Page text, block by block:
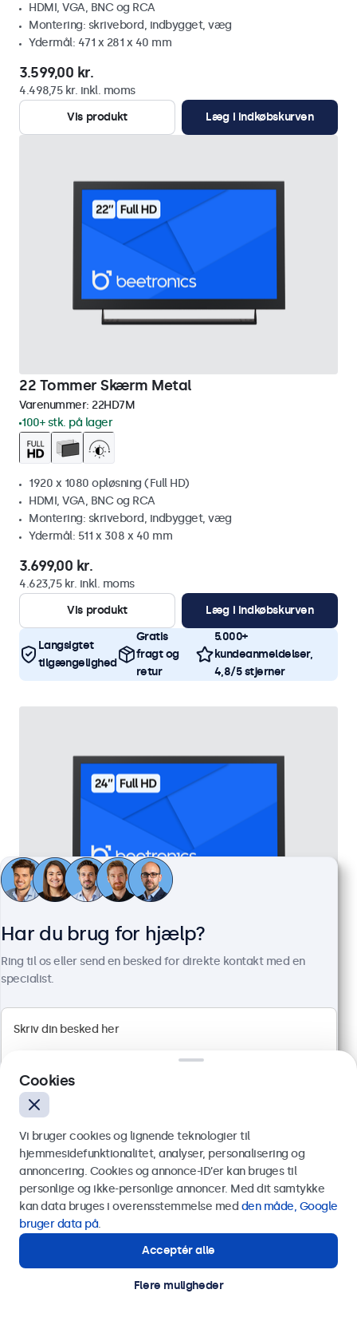
HDMI, VGA, BNC og RCA
Montering: skrivebord, indbygget, væg
Ydermål: 471 x 281 x 40 mm
3.599,00 kr.
4.498,75 kr. inkl. moms
Vis produkt
Læg i indkøbskurven
22 Tommer Skærm Metal
Varenummer: 22HD7M
100+ stk. på lager
1920 x 1080 opløsning (Full HD)
HDMI, VGA, BNC og RCA
Montering: skrivebord, indbygget, væg
Ydermål: 511 x 308 x 40 mm
3.699,00 kr.
4.623,75 kr. inkl. moms
Vis produkt
Læg i indkøbskurven
Langsigtet
tilgængelighed
Gratis
fragt og
retur
5.000+
kundeanmeldelser,
4,8/5 stjerner
24 Tommer Skærm Metal
Varenummer:
HDMI, VGA, BNC og RCA
Montering: skrivebord, indbygget, væg
Ydermål: 560 x 337 x 41 mm
3.849,00 kr.
4.811,25 kr. inkl. moms
Vis produkt
Læg i indkøbskurven
Har du brug for hjælp?
Ring til os eller send en besked for direkte kontakt med en
specialist.
Send
Eller ring til os på
Kontakt vores specialister.
Cookies
Vi bruger cookies og lignende teknologier til
hjemmesidefunktionalitet, analyser, personalisering og
annoncering. Cookies og annonce-ID’er kan bruges til
personlige og ikke-personlige annoncer. Med dit samtykke
kan data bruges i overensstemmelse med den måde, Google
bruger data på.
Acceptér alle
Flere muligheder